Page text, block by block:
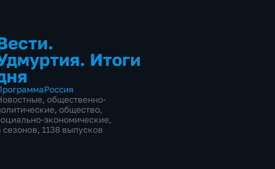
Итоги
Россия
, общественно-
, общество,
экономические,
сезонов, 1138 выпусков